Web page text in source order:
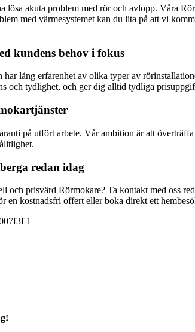
lösa akuta problem med rör och avlopp. Våra
med värmesystemet kan du lita på att vi
kundens behov i fokus
lång erfarenhet av olika typer av
och tydlighet, och ger dig alltid tydliga
på utfört arbete. Vår ambition är att
redan idag
och prisvärd Rörmokare? Ta kontakt med oss
en kostnadsfri offert eller boka direkt ett